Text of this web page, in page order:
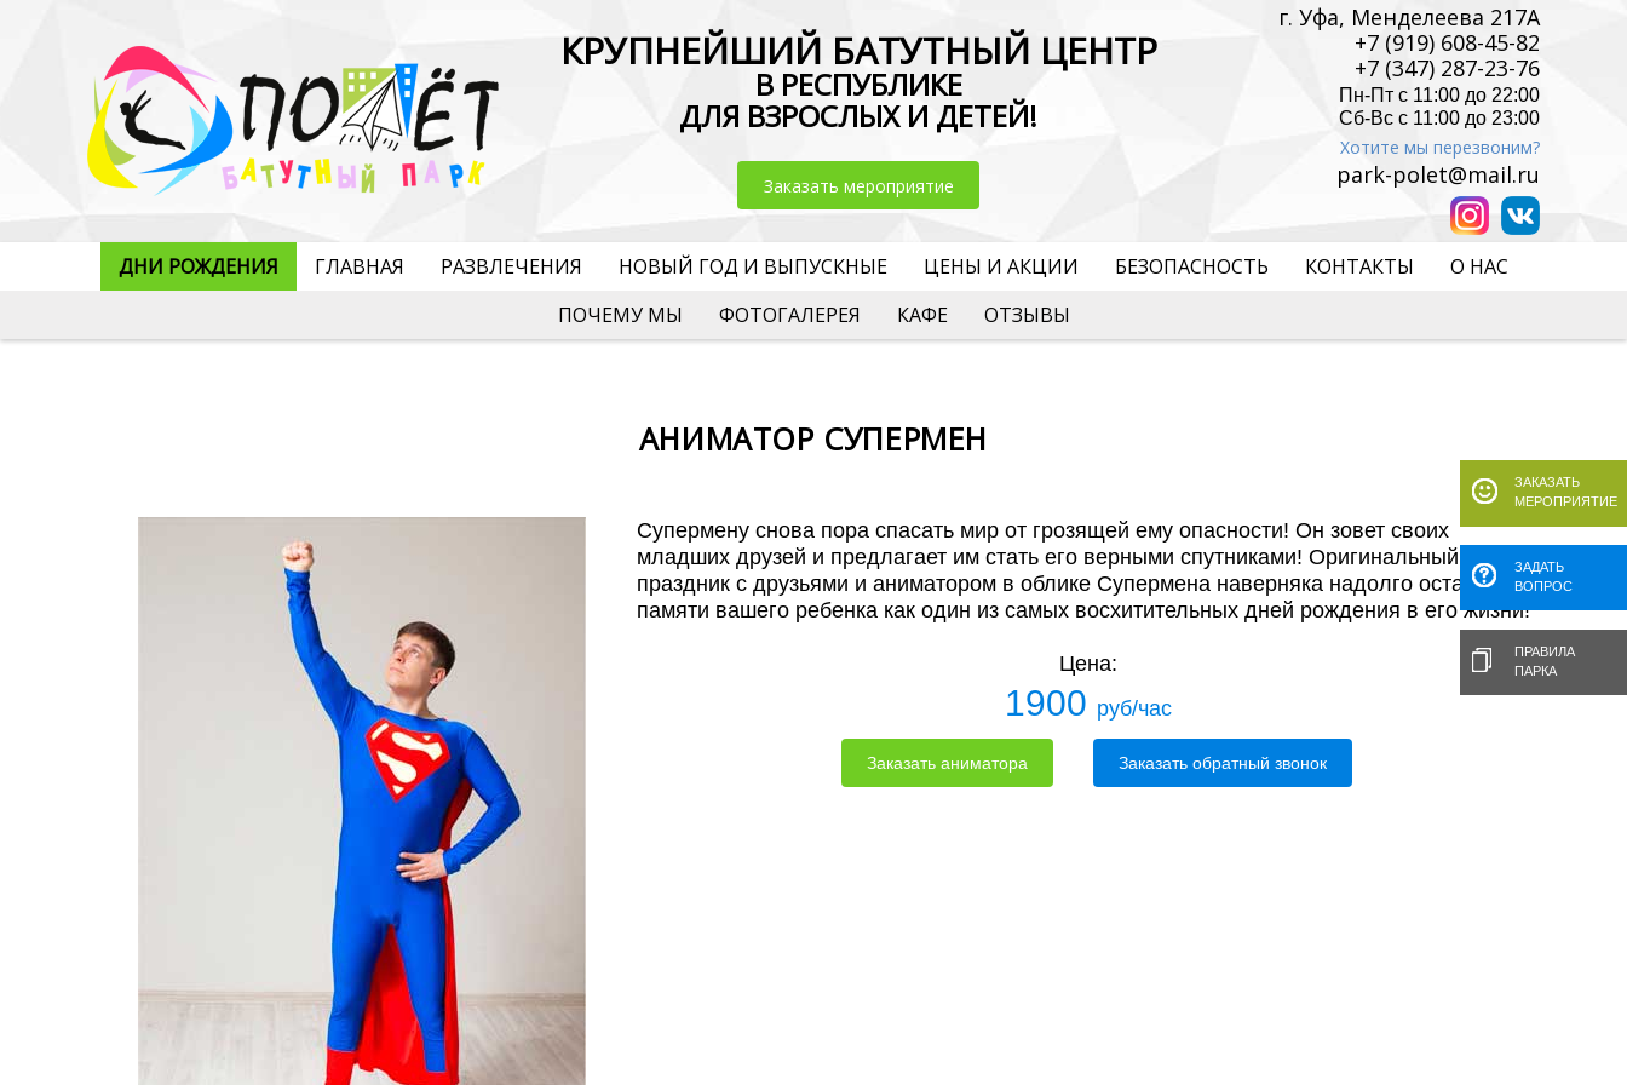
КРУПНЕЙШИЙ БАТУТНЫЙ ЦЕНТР
В РЕСПУБЛИКЕ
ДЛЯ ВЗРОСЛЫХ И ДЕТЕЙ!
Заказать мероприятие
г. Уфа, Менделеева 217А
+7 (919) 608-45-82
+7 (347) 287-23-76
Пн-Пт с 11:00 до 22:00
Сб-Вс с 11:00 до 23:00
Хотите мы перезвоним?
park-polet@mail.ru
ДНИ РОЖДЕНИЯ ГЛАВНАЯ РАЗВЛЕЧЕНИЯ НОВЫЙ ГОД И ВЫПУСКНЫЕ ЦЕНЫ И АКЦИИ БЕЗОПАСНОСТЬ КОНТАКТЫ
О НАС
ПОЧЕМУ МЫ
ФОТОГАЛЕРЕЯ КАФЕ ОТЗЫВЫ
ЗАКАЗАТЬ
МЕРОПРИЯТИЕ
ЗАДАТЬ
ВОПРОС
ПРАВИЛА
ПАРКА
АНИМАТОР СУПЕРМЕН
Супермену снова пора спасать мир от грозящей ему опасности! Он зовет своих
младших друзей и предлагает им стать его верными спутниками! Оригинальный
праздник с друзьями и аниматором в облике Супермена наверняка надолго останется в
памяти вашего ребенка как один из самых восхитительных дней рождения в его жизни!
Цена:
1900 руб/час
Заказать аниматора Заказать обратный звонок